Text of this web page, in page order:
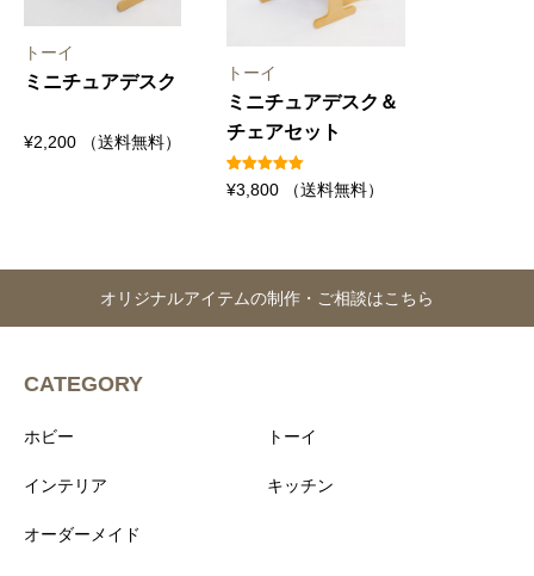
トーイ
ミニチュアデスク
¥2,200 （送料無料）
トーイ
ミニチュアデスク＆
チェアセット
1
件の利用者
評価に基づ
¥3,800 （送料無料）
オリジナルアイテムの制作・ご相談はこちら
CATEGORY
ホビー トーイ
インテリア キッチン
オーダーメイド